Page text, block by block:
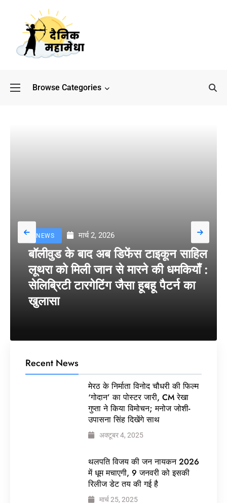
Browse Categories
NEWS मार्च 2, 2026
बॉलीवुड के बाद अब डिफेंस टाइकून साहिल
लूथरा को मिली जान से मारने की धमकियाँ :
सेलिब्रिटी टारगेटिंग जैसा हूबहू पैटर्न का
खुलासा
Recent News
मेरठ के निर्माता विनोद चौधरी की फिल्म
‘गोदान’ का पोस्टर जारी, CM रेखा
गुप्ता ने किया विमोचन; मनोज जोशी-
उपासना सिंह दिखेंगे साथ
अक्टूबर 4, 2025
थलपति विजय की जन नायकन 2026
में धूम मचाएगी, 9 जनवरी को इसकी
रिलीज डेट तय की गई है
मार्च 25, 2025